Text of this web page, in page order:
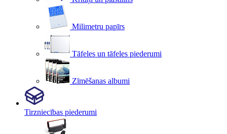
Milimetru papīrs
Tāfeles un tāfeles piederumi
Zīmēšanas albumi
Tirzniecības piederumi